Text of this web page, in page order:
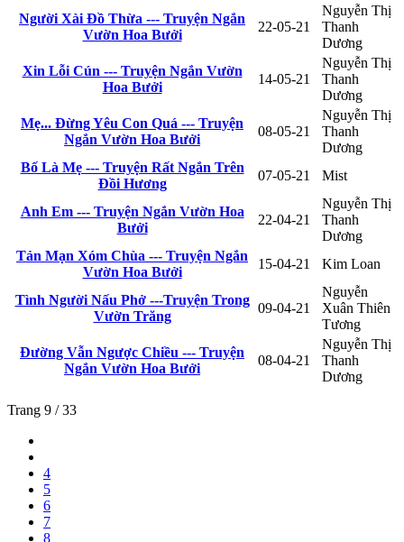
Người Xài Đồ Thừa --- Truyện Ngắn
Vườn Hoa Bưởi
22-05-21
Nguyễn Thị
Thanh
Dương
Xin Lỗi Cún --- Truyện Ngắn Vườn
Hoa Bưởi
14-05-21
Nguyễn Thị
Thanh
Dương
Mẹ... Đừng Yêu Con Quá --- Truyện
Ngắn Vườn Hoa Bưởi
08-05-21
Nguyễn Thị
Thanh
Dương
Bố Là Mẹ --- Truyện Rất Ngắn Trên
Đồi Hương
07-05-21 Mist
Anh Em --- Truyện Ngắn Vườn Hoa
Bưởi
22-04-21
Nguyễn Thị
Thanh
Dương
Tản Mạn Xóm Chùa --- Truyện Ngắn
Vườn Hoa Bưởi
15-04-21 Kim Loan
Tình Người Nấu Phở ---Truyện Trong
Vườn Trăng
09-04-21
Nguyễn
Xuân Thiên
Tương
Đường Vẫn Ngược Chiều --- Truyện
Ngắn Vườn Hoa Bưởi
08-04-21
Nguyễn Thị
Thanh
Dương
Trang 9 / 33
4
5
6
7
8